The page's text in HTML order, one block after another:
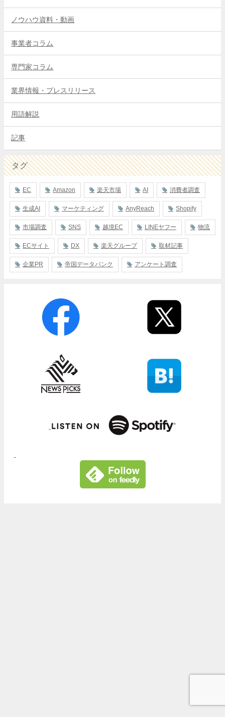
ノウハウ資料・動画
事業者コラム
専門家コラム
業界情報・プレスリリース
用語解説
記事
タグ
EC Amazon 楽天市場 AI 消費者調査
生成AI マーケティング AnyReach Shopify
市場調査 SNS 越境EC LINEヤフー 物流
ECサイト DX 楽天グループ 取材記事
企業PR 帝国データバンク アンケート調査